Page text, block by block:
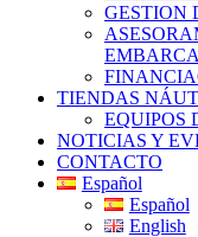
GESTION
TIENDAS
EQUIPOS
NOTICIAS Y
CONTACTO
Español
Español
English